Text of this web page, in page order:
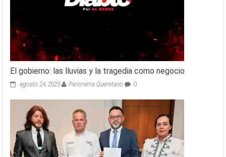
El gobierno: las lluvias y la tragedia como negocio
agosto 24, 2025 Panorama Queretano 0